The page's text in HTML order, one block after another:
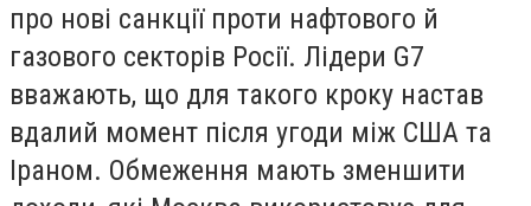
про нові санкції проти нафтового й
газового секторів Росії. Лідери G7
вважають, що для такого кроку настав
вдалий момент після угоди між США та
Іраном. Обмеження мають зменшити